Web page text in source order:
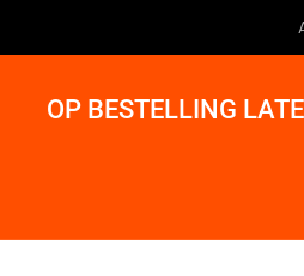
OP BESTELLING